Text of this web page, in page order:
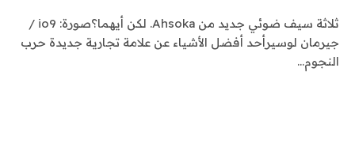
ثلاثة سيف ضوئي جديد من Ahsoka. لكن أيهما؟صورة: io9 /
جيرمان لوسيرأحد أفضل الأشياء عن علامة تجارية جديدة حرب
النجوم…